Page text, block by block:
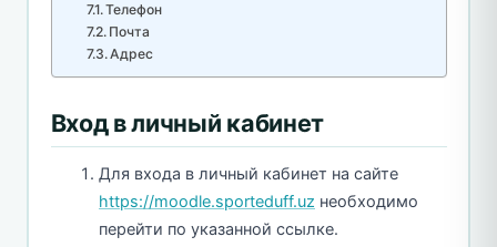
Телефон
Почта
Адрес
Вход в личный кабинет
Для входа в личный кабинет на сайте
https://moodle.sporteduff.uz необходимо
перейти по указанной ссылке.